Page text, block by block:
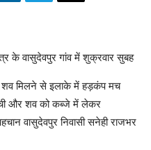
के वासुदेवपुर गांव में शुक्रवार सुबह
में शव मिलने से इलाके में हड़कंप मच
और शव को कब्जे में लेकर
वासुदेवपुर निवासी सनेही राजभर